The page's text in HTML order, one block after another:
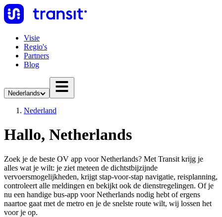
Visie
Regio's
Partners
Blog
Nederlands
Nederland
Hallo, Netherlands
Zoek je de beste OV app voor Netherlands? Met Transit krijg je
alles wat je wilt: je ziet meteen de dichtstbijzijnde
vervoersmogelijkheden, krijgt stap-voor-stap navigatie, reisplanning,
controleert alle meldingen en bekijkt ook de dienstregelingen. Of je
nu een handige bus-app voor Netherlands nodig hebt of ergens
naartoe gaat met de metro en je de snelste route wilt, wij lossen het
voor je op.